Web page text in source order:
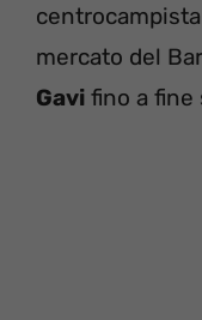
mercato del
Gavi fino a fine